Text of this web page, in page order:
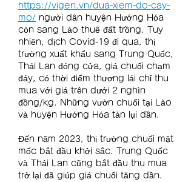
https://vigen.vn/dua-xiem-do-cay-
mo/ người dân huyện Hướng Hóa
còn sang Lào thuê đất trồng. Tuy
nhiên, dịch Covid-19 đi qua, thị
trường xuất khẩu sang Trung Quốc,
Thái Lan đóng cửa, giá chuối chạm
đáy, có thời điểm thương lái chỉ thu
mua với giá trên dưới 2 nghìn
đồng/kg. Những vườn chuối tại Lào
và huyện Hướng Hóa tàn lụi dần.
Đến năm 2023, thị trường chuối mật
mốc bắt đầu khởi sắc. Trung Quốc
và Thái Lan cũng bắt đầu thu mua
trở lại đã giúp giá chuối tăng dần.